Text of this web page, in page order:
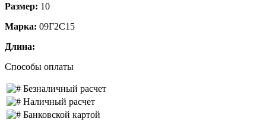
Размер: 10
Марка: 09Г2С15
Длина:
Способы оплаты
Безналичный расчет
Наличный расчет
Банковской картой